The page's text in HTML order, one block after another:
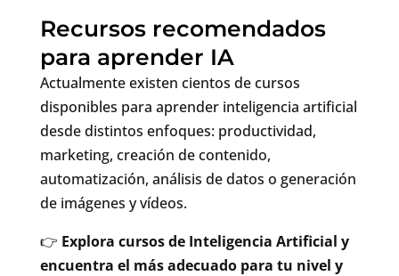
Recursos recomendados
para aprender IA
Actualmente existen cientos de cursos
disponibles para aprender inteligencia artificial
desde distintos enfoques: productividad,
marketing, creación de contenido,
automatización, análisis de datos o generación
de imágenes y vídeos.
👉 Explora cursos de Inteligencia Artificial y
encuentra el más adecuado para tu nivel y